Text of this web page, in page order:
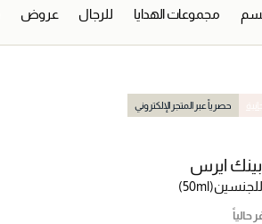
مجموعات الهدايا للرجال عروض
حصرياً عبر المتجر الإلكتروني
ايرس
(50ml)
حالياً